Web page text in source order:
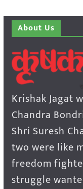
About Us
Krishak Jagat
Chandra
Shri Suresh
two were like
freedom
struggle